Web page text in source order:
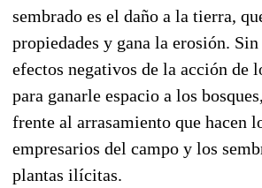
sembrado es el daño a la tierra,
propiedades y gana la erosión.
efectos negativos de la acción de
para ganarle espacio a los
frente al arrasamiento que hacen
empresarios del campo y los
plantas ilícitas.